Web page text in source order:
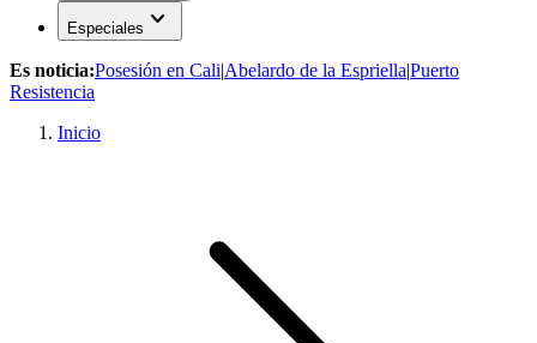
Especiales expand_more
Es noticia:Posesión en Cali|Abelardo de la Espriella|Puerto
Resistencia
Inicio